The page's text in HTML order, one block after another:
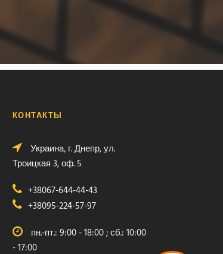
КОНТАКТЫ
Украина, г. Днепр, ул.
Троицкая 3, оф. 5
+38067-644-44-43
+38095-224-57-97
пн.-пт.: 9:00 - 18:00 ; сб.: 10:00
- 17:00